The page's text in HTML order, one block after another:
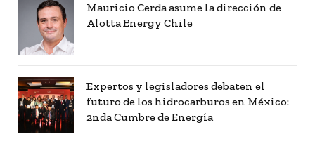
Mauricio Cerda asume la dirección de
Alotta Energy Chile
Expertos y legisladores debaten el
futuro de los hidrocarburos en México:
2nda Cumbre de Energía